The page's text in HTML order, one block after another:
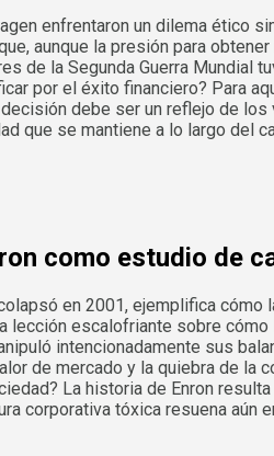
enfrentaron un dilema ético
aunque la presión para
de la Segunda Guerra
por el éxito financiero? Para
debe ser un reflejo de
que se mantiene a lo largo del
como estudio de
en 2001, ejemplifica
lección escalofriante sobre
intencionadamente sus
de mercado y la quiebra de
La historia de Enron
corporativa tóxica resuena